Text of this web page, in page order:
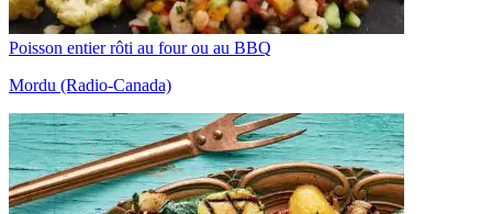
Poisson entier rôti au four ou au BBQ
Mordu (Radio-Canada)